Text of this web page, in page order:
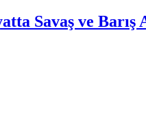
Savaş ve